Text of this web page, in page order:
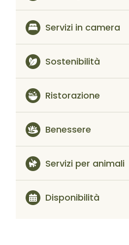
Servizi in camera
Sostenibilità
Ristorazione
Benessere
Servizi per animali
Disponibilità